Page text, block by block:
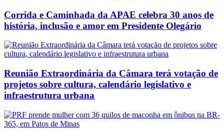
Corrida e Caminhada da APAE celebra 30 anos de
história, inclusão e amor em Presidente Olegário
Reunião Extraordinária da Câmara terá votação de
projetos sobre cultura, calendário legislativo e
infraestrutura urbana